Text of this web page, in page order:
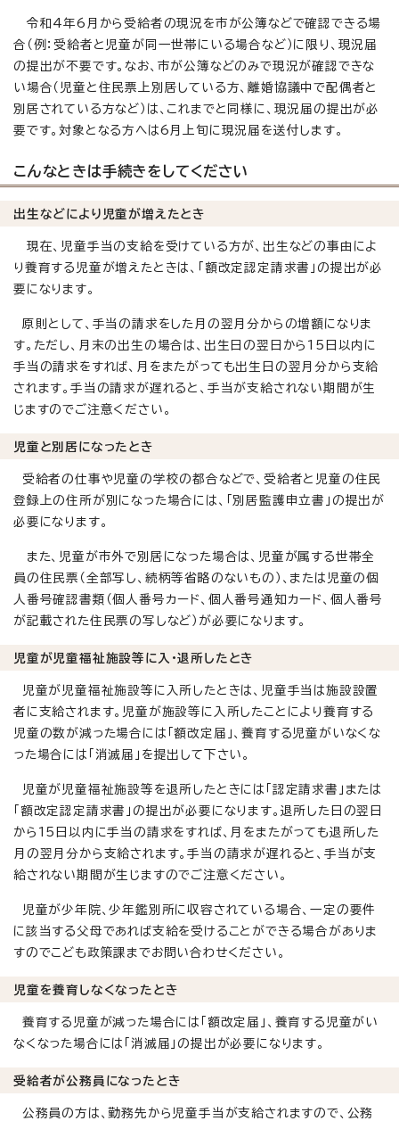
令和4年6月から受給者の現況を市が公簿などで確認できる場
合（例：受給者と児童が同一世帯にいる場合など）に限り、現況届
の提出が不要です。なお、市が公簿などのみで現況が確認できな
い場合（児童と住民票上別居している方、離婚協議中で配偶者と
別居されている方など）は、これまでと同様に、現況届の提出が必
要です。対象となる方へは6月上旬に現況届を送付します。
こんなときは手続きをしてください
出生などにより児童が増えたとき
現在、児童手当の支給を受けている方が、出生などの事由によ
り養育する児童が増えたときは、「額改定認定請求書」の提出が必
要になります。
原則として、手当の請求をした月の翌月分からの増額になりま
す。ただし、月末の出生の場合は、出生日の翌日から15日以内に
手当の請求をすれば、月をまたがっても出生日の翌月分から支給
されます。手当の請求が遅れると、手当が支給されない期間が生
じますのでご注意ください。
児童と別居になったとき
受給者の仕事や児童の学校の都合などで、受給者と児童の住民
登録上の住所が別になった場合には、「別居監護申立書」の提出が
必要になります。
また、児童が市外で別居になった場合は、児童が属する世帯全
員の住民票（全部写し、続柄等省略のないもの）、または児童の個
人番号確認書類（個人番号カード、個人番号通知カード、個人番号
が記載された住民票の写しなど）が必要になります。
児童が児童福祉施設等に入・退所したとき
児童が児童福祉施設等に入所したときは、児童手当は施設設置
者に支給されます。児童が施設等に入所したことにより養育する
児童の数が減った場合には「額改定届」、養育する児童がいなくな
った場合には「消滅届」を提出して下さい。
児童が児童福祉施設等を退所したときには「認定請求書」または
「額改定認定請求書」の提出が必要になります。退所した日の翌日
から15日以内に手当の請求をすれば、月をまたがっても退所した
月の翌月分から支給されます。手当の請求が遅れると、手当が支
給されない期間が生じますのでご注意ください。
児童が少年院、少年鑑別所に収容されている場合、一定の要件
に該当する父母であれば支給を受けることができる場合がありま
すのでこども政策課までお問い合わせください。
児童を養育しなくなったとき
養育する児童が減った場合には「額改定届」、養育する児童がい
なくなった場合には「消滅届」の提出が必要になります。
受給者が公務員になったとき
公務員の方は、勤務先から児童手当が支給されますので、公務